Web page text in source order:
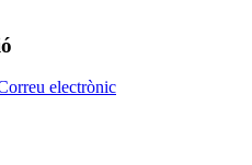
electrònic